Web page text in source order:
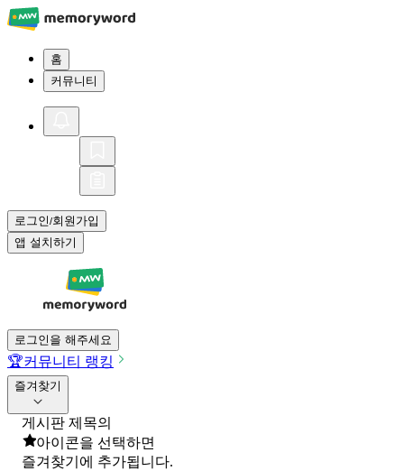
홈
커뮤니티
로그인/회원가입
앱 설치하기
로그인을 해주세요
🏆커뮤니티 랭킹
즐겨찾기
게시판 제목의
아이콘을 선택하면
즐겨찾기에 추가됩니다.